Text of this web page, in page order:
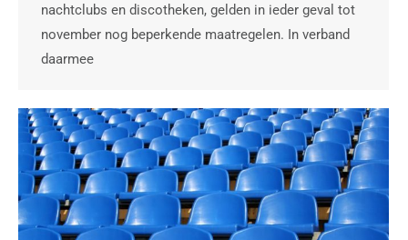
nachtclubs en discotheken, gelden in ieder geval tot
november nog beperkende maatregelen. In verband
daarmee